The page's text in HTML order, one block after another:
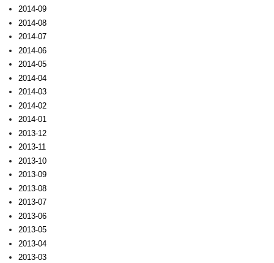
2014-09
2014-08
2014-07
2014-06
2014-05
2014-04
2014-03
2014-02
2014-01
2013-12
2013-11
2013-10
2013-09
2013-08
2013-07
2013-06
2013-05
2013-04
2013-03